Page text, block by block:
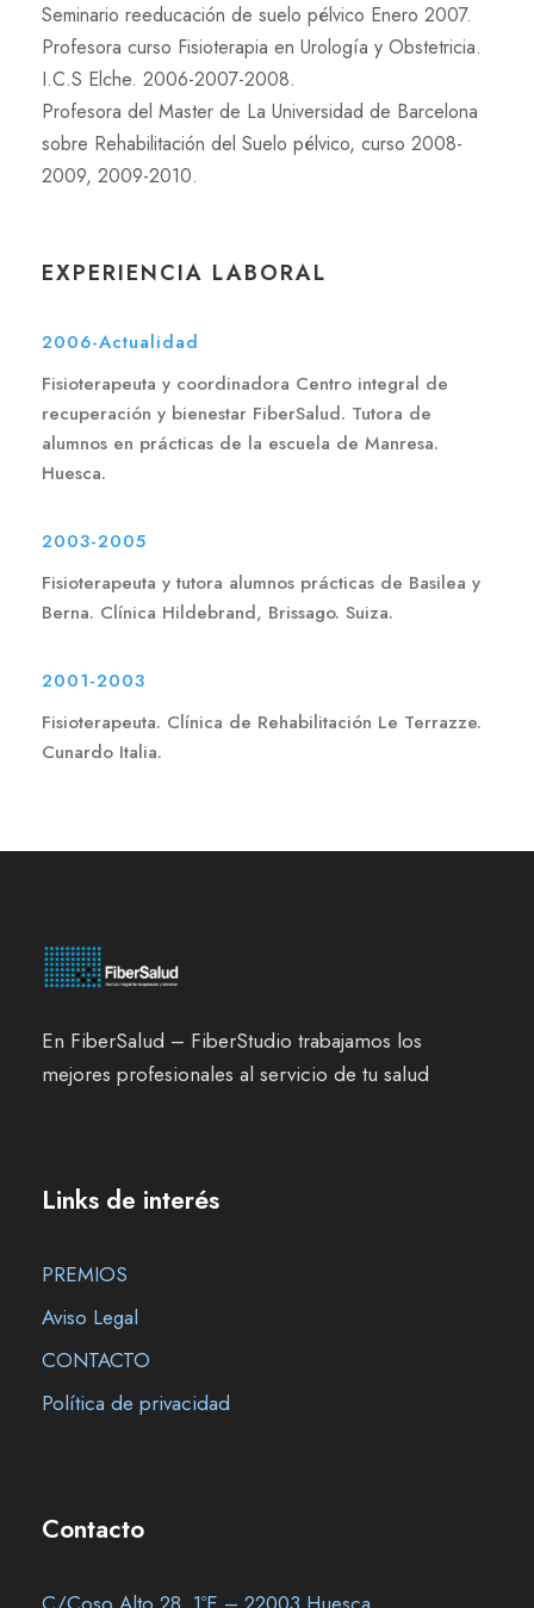
Seminario reeducación de suelo pélvico Enero 2007.
Profesora curso Fisioterapia en Urología y Obstetricia.
I.C.S Elche. 2006-2007-2008.
Profesora del Master de La Universidad de Barcelona
sobre Rehabilitación del Suelo pélvico, curso 2008-
2009, 2009-2010.
EXPERIENCIA LABORAL
2006-Actualidad
Fisioterapeuta y coordinadora Centro integral de
recuperación y bienestar FiberSalud. Tutora de
alumnos en prácticas de la escuela de Manresa.
Huesca.
2003-2005
Fisioterapeuta y tutora alumnos prácticas de Basilea y
Berna. Clínica Hildebrand, Brissago. Suiza.
2001-2003
Fisioterapeuta. Clínica de Rehabilitación Le Terrazze.
Cunardo Italia.
En FiberSalud – FiberStudio trabajamos los
mejores profesionales al servicio de tu salud
Links de interés
PREMIOS
Aviso Legal
CONTACTO
Política de privacidad
Contacto